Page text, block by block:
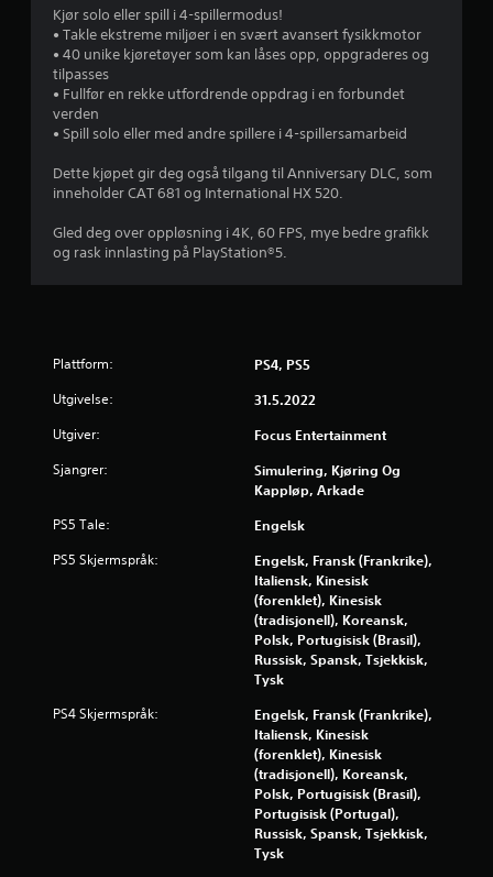
r
i
n
g
4
.
n
r
a
v
f
r
Kjør solo eller spill i 4-spillermodus!
• Takle ekstreme miljøer i en svært avansert fysikkmotor
• 40 unike kjøretøyer som kan låses opp, oppgraderes og
tilpasses
• Fullfør en rekke utfordrende oppdrag i en forbundet
verden
• Spill solo eller med andre spillere i 4-spillersamarbeid
Dette kjøpet gir deg også tilgang til Anniversary DLC, som
inneholder CAT 681 og International HX 520.
Gled deg over oppløsning i 4K, 60 FPS, mye bedre grafikk
og rask innlasting på PlayStation®5.
Plattform: PS4, PS5
Utgivelse: 31.5.2022
Utgiver: Focus Entertainment
Sjangrer:
Simulering, Kjøring Og
Kappløp, Arkade
PS5 Tale: Engelsk
PS5 Skjermspråk:
Engelsk, Fransk (Frankrike),
Italiensk, Kinesisk
(forenklet), Kinesisk
(tradisjonell), Koreansk,
Polsk, Portugisisk (Brasil),
Russisk, Spansk, Tsjekkisk,
Tysk
PS4 Skjermspråk:
Engelsk, Fransk (Frankrike),
Italiensk, Kinesisk
(forenklet), Kinesisk
(tradisjonell), Koreansk,
Polsk, Portugisisk (Brasil),
Portugisisk (Portugal),
Russisk, Spansk, Tsjekkisk,
Tysk